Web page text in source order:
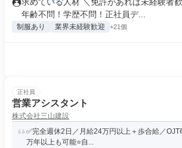
年齢不問！学歴不問！正社員デ...
制服あり 業界未経験歓迎 +21個
正社員
営業アシスタント
株式会社三山建設
✅完全週休2日／月給24万円以上＋歩合給／OJT
万年以上も可能⭐️自...